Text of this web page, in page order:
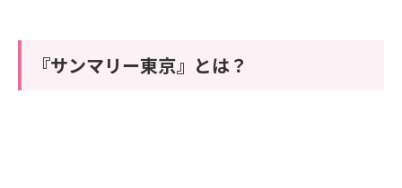
『サンマリー東京』とは？